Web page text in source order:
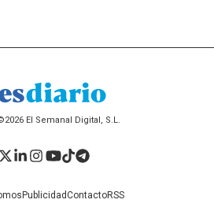
El Semanal Digital, S.L.
PublicidadContactoRSS
Facebook
Twitter
LinkedIn
Instagram
YouTube
TikTok
Telegram